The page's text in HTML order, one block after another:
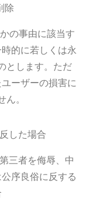
除
の事由に該当す
的に若しくは永
とします。ただ
ーザーの損害に
。
した場合
三者を侮辱、中
序良俗に反する